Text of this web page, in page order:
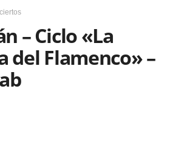
– Ciclo «La
del Flamenco» –